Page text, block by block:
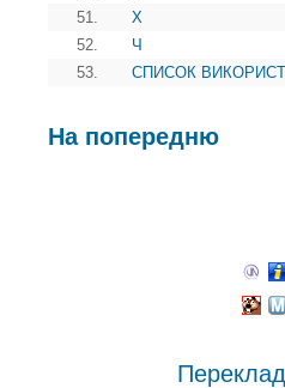
51.
Х
52.
Ч
53.
СПИСОК
На попередню
Переклад